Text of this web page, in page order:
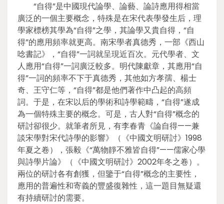
“自得”是中國現代論學、論藝、論詩應用得相當
廣泛的一個主要概念，特殊是在宋代表學發生后，理
學家標榜其學為“自得”之學，其論學又貴自得，“自
得”的應用頻率就更高。南宋學者真德秀，一部《西山
唸書記》，“自得”一詞就呈現近百次。元代學者、文
人應用“自得”一詞廣泛較多。明代陳獻章，其應用“自
得”一詞的頻率不下于真德秀，其他如方孝孺、楊士
奇、王守仁等，“自得”都是他們著作中凸起的高頻
詞。于是，在宋以后的學術和詩學範疇，“自得”遂成
為一個特殊主要的概念。可是，古人對“自得”概念的
研討卻很少。就筆者所見，有李春青《論自得——兼
談宋學對宋代詩學的影響》（《中國文明研討》1998
年夏之卷），張毅《“萬物靜不雅皆自得”——儒家心學
與詩學片論》（《中國文明研討》2002年冬之卷）。
兩位的研討各有創獲，但鑒于“自得”概念的主要性，
應用的普遍性和寄義的豐盛復雜性，這一題目無疑還
有持續研討的需要。